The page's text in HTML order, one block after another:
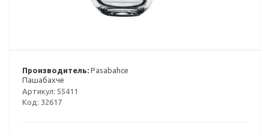
Производитель: Pasabahce
Пашабахче
Артикул: 55411
Код: 32617